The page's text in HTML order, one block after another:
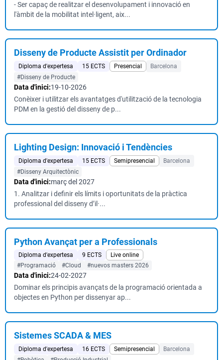
- Ser capaç de realitzar el desenvolupament i innovació en
l'àmbit de la mobilitat intel·ligent, aix...
Disseny de Producte Assistit per Ordinador
Diploma d'expertesa 15 ECTS Presencial
Barcelona
#Disseny de Producte
Data d'inici:19-10-2026
Conèixer i utilitzar els avantatges d'utilització de la tecnologia
PDM en la gestió del disseny de p...
Lighting Design: Innovació i Tendències
Diploma d'expertesa 15 ECTS Semipresencial
Barcelona
#Disseny Arquitectònic
Data d'inici:març del 2027
1. Analitzar i definir els límits i oportunitats de la pràctica
professional del disseny d’il·...
Python Avançat per a Professionals
Diploma d'expertesa 9 ECTS
Live online
#Programació
#Cloud #nuevos masters 2026
Data d'inici:24-02-2027
Dominar els principis avançats de la programació orientada a
objectes en Python per dissenyar ap...
Sistemes SCADA & MES
Diploma d'expertesa 16 ECTS Semipresencial
Barcelona